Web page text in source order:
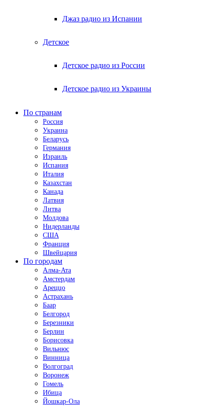
Джаз радио из Испании
Детское
Детское радио из России
Детское радио из Украины
По странам
Россия
Украина
Беларусь
Германия
Израиль
Испания
Италия
Казахстан
Канада
Латвия
Литва
Молдова
Нидерланды
США
Франция
Швейцария
По городам
Алма-Ата
Амстердам
Ареццо
Астрахань
Баар
Белгород
Березники
Берлин
Борисовка
Вильнюс
Винница
Волгоград
Воронеж
Гомель
Ибица
Йошкар-Ола